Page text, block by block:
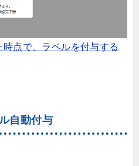
点で、ラベルを付与する
自動付与